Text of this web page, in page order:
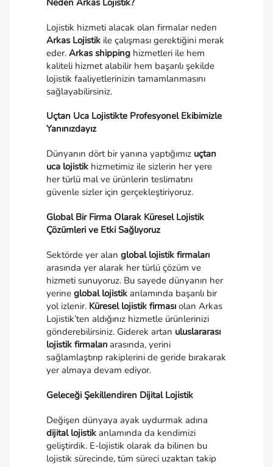
Lojistik hizmeti alacak olan firmalar neden
Arkas Lojistik ile çalışması gerektiğini merak
eder. Arkas shipping hizmetleri ile hem
kaliteli hizmet alabilir hem başarılı şekilde
lojistik faaliyetlerinizin tamamlanmasını
sağlayabilirsiniz.
Uçtan Uca Lojistikte Profesyonel Ekibimizle
Yanınızdayız
Dünyanın dört bir yanına yaptığımız uçtan
uca lojistik hizmetimiz ile sizlerin her yere
her türlü mal ve ürünlerin teslimatını
güvenle sizler için gerçekleştiriyoruz.
Global Bir Firma Olarak Küresel Lojistik
Çözümleri ve Etki Sağlıyoruz
Sektörde yer alan global lojistik firmaları
arasında yer alarak her türlü çözüm ve
hizmeti sunuyoruz. Bu sayede dünyanın her
yerine global lojistik anlamında başarılı bir
yol izlenir. Küresel lojistik firması olan Arkas
Lojistik’ten aldığınız hizmetle ürünlerinizi
gönderebilirsiniz. Giderek artan uluslararası
lojistik firmaları arasında, yerini
sağlamlaştırıp rakiplerini de geride bırakarak
yer almaya devam ediyor.
Geleceği Şekillendiren Dijital Lojistik
Değişen dünyaya ayak uydurmak adına
dijital lojistik anlamında da kendimizi
geliştirdik. E-lojistik olarak da bilinen bu
lojistik sürecinde, tüm süreci uzaktan takip